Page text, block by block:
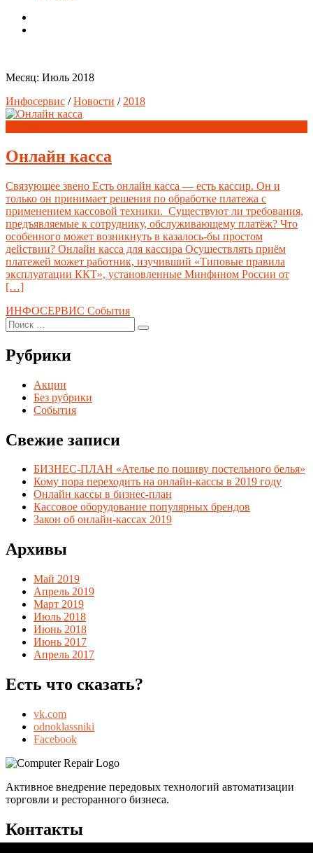
Месяц: Июль 2018
Инфосервис /Новости / 2018
Онлайн касса
Связующее звено Есть онлайн касса — есть кассир. Он и
только он принимает решения по обработке платежа с
применением кассовой техники. Существуют ли требования,
предъявляемые к сотруднику, обслуживающему платёж? Что
особенного может возникнуть в казалось-бы простом
действии? Онлайн касса для кассира Осуществлять приём
платежей может работник, изучивший «Типовые правила
эксплуатации ККТ», установленные Минфином России от
[…]
An
article
by
ИНФОСЕРВИС Posted
События
Search
for:
Search
Рубрики
Акции
Без рубрики
События
Свежие записи
БИЗНЕС-ПЛАН «Ателье по пошиву постельного белья»
Кому пора переходить на онлайн-кассы в 2019 году
Онлайн кассы в бизнес-план
Кассовое оборудование популярных брендов
Закон об онлайн-кассах 2019
Архивы
Май 2019
Апрель 2019
Март 2019
Июль 2018
Июнь 2018
Июнь 2017
Апрель 2017
Есть что сказать?
vk.com
odnoklassniki
Facebook
Активное внедрение передовых технологий автоматизации
торговли и ресторанного бизнеса.
Контакты